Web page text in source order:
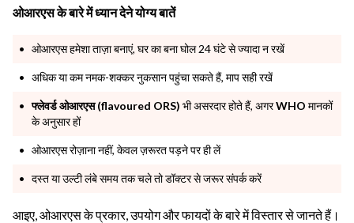
ओआरएस के बारे में ध्यान देने योग्य बातें
ओआरएस हमेशा ताज़ा बनाएं, घर का बना घोल 24 घंटे से ज्यादा न रखें
अधिक या कम नमक-शक्कर नुकसान पहुंचा सकते हैं, माप सही रखें
फ्लेवर्ड ओआरएस (flavoured ORS) भी असरदार होते हैं, अगरWHO मानकों
के अनुसार हों
ओआरएस रोज़ाना नहीं, केवल ज़रूरत पड़ने पर ही लें
दस्त या उल्टी लंबे समय तक चले तो डॉक्टर से जरूर संपर्क करें
आइए, ओआरएस के प्रकार, उपयोग और फायदों के बारे में विस्तार से जानते हैं।